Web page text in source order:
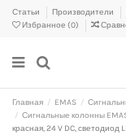
Статьи Производители
Избранное (0)
Главная EMAS
Сигнальные колонны
красная, 24 V DC,